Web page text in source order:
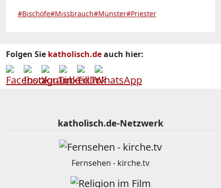
#Bischöfe#Missbrauch#Münster#Priester
Folgen Sie katholisch.deauch hier:
katholisch.de-Netzwerk
Fernsehen - kirche.tv